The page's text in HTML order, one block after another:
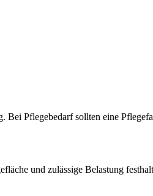
Pflegebedarf sollten eine
und zulässige Belastung